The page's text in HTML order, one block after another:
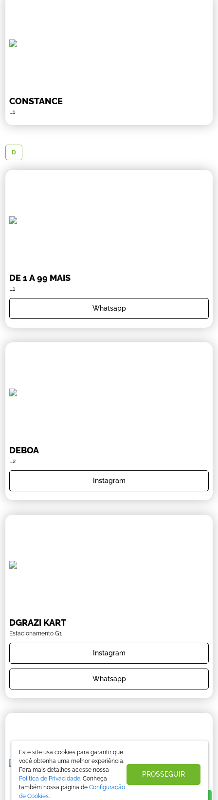
CONSTANCE
L1
D
DE 1 A 99 MAIS
L1
Whatsapp
DEBOA
L2
Instagram
DGRAZI KART
Estacionamento G1
Instagram
Whatsapp
Este site usa cookies para garantir que
você obtenha uma melhor experiência.
Para mais detalhes acesse nossa
Política de Privacidade. Conheça
também nossa página de Configuração
de Cookies.
PROSSEGUIR